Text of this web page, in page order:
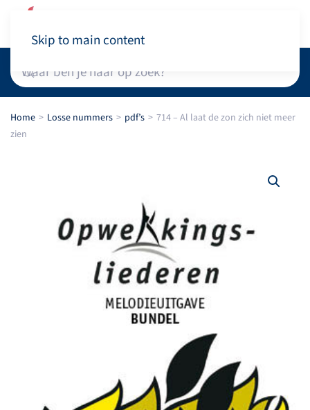
Skip to main content
Home Losse nummers pdf’s
714 – Al laat de zon zich niet meer
zien